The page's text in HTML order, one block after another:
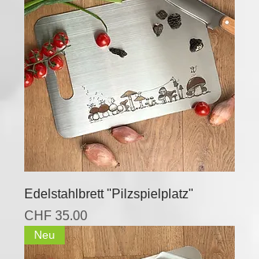
Edelstahlbrett "Pilzspielplatz"
Price
CHF 35.00
Neu